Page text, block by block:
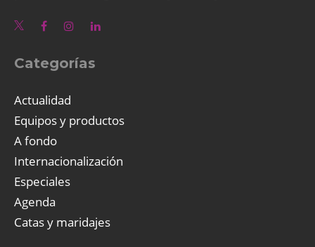
Categorías
Actualidad
Equipos y productos
A fondo
Internacionalización
Especiales
Agenda
Catas y maridajes